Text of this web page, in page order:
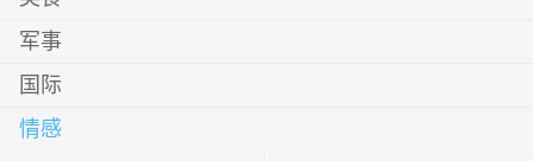
军事
国际
情感